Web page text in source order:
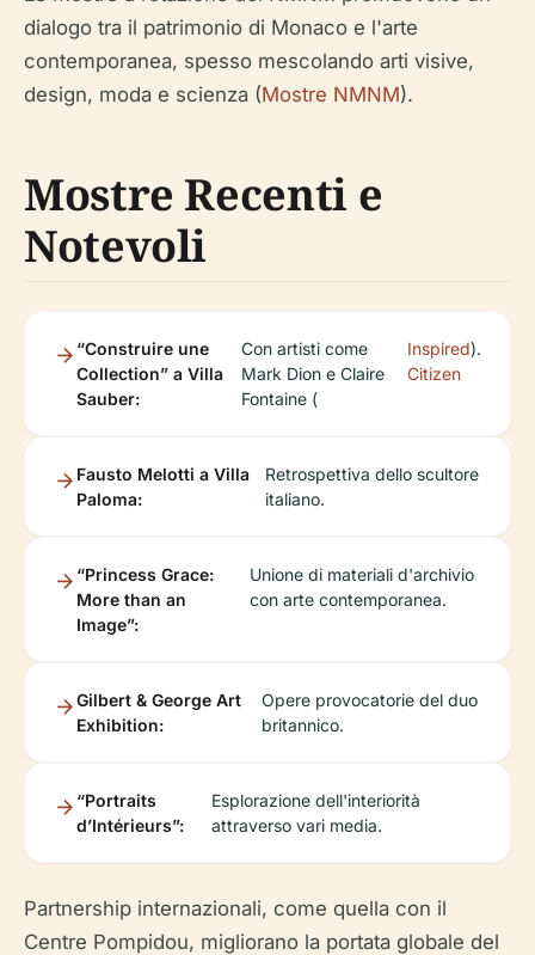
dialogo tra il patrimonio di Monaco e l'arte
contemporanea, spesso mescolando arti visive,
design, moda e scienza (Mostre NMNM).
Mostre Recenti e
Notevoli
“Construire une
Collection” a Villa
Sauber:
Con artisti come
Mark Dion e Claire
Fontaine (
Inspired
Citizen
).
Fausto Melotti a Villa
Paloma:
Retrospettiva dello scultore
italiano.
“Princess Grace:
More than an
Image”:
Unione di materiali d'archivio
con arte contemporanea.
Gilbert & George Art
Exhibition:
Opere provocatorie del duo
britannico.
“Portraits
d’Intérieurs”:
Esplorazione dell'interiorità
attraverso vari media.
Partnership internazionali, come quella con il
Centre Pompidou, migliorano la portata globale del